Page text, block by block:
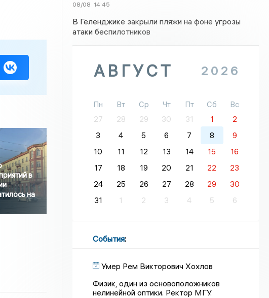
в
на
08/08 14:45
В Геленджике закрыли пляжи на фоне угрозы
атаки беспилотников
АВГУСТ 2026
Пн Вт Ср Чт Пт Сб
Вс
27
28 29 30 31 1
2
3
4 5 6 7 8
9
10
11 12 13 14 15
16
17
18 19 20 21 22
23
24
25 26 27 28 29
30
31
1 2 3 4 5 6
События:
Умер Рем Викторович Хохлов
Физик, один из основоположников
нелинейной оптики. Ректор МГУ.